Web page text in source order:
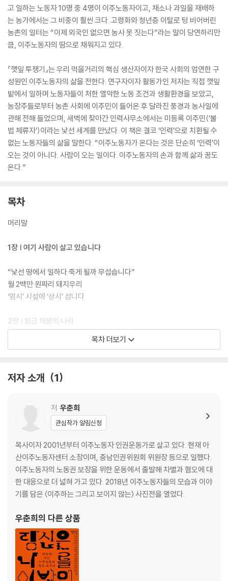
고 일하는 노동자 10명 중 4명이 이주노동자이고, 채소나 과일을 재배하
는 농가에서는 그 비중이 훨씬 크다. 고령화와 청년층 이탈로 텅 비어버린
농촌의 일터는 “이제 외국인 없으면 농사 못 짓는다”라는 말이 당연하리만
큼, 이주노동자의 땀으로 채워지고 있다.
『깻잎 투쟁기』는 우리 먹을거리의 핵심 생산자이자 한국 사회의 엄연한 구
성원인 이주노동자의 삶을 전한다. 연구자이자 활동가인 저자는 직접 깻잎
밭에서 일하며 노동자들이 처한 열악한 노동 조건과 생활환경을 보았고,
농장주들로부터 농촌 사회에 이주민이 들어온 후 달라진 풍경과 농사일에
관해 전해 들었으며, 새벽에 찾아간 인력사무소에서는 미등록 이주민(‘불
법 체류자’)이라는 낯선 세계를 만났다. 이 책은 결코 ‘인력’으로 치환될 수
없는 노동자들의 삶을 말한다. “이주노동자가 온다는 것은 단순히 ‘인력’이
오는 것이 아니다. 사람이 오는 일이다. 이주노동자의 손과 함께 삶과 꿈도
온다.”
목차
머리말
1장 | 여기 사람이 살고 있습니다
“낯선 땅에서 일하다 죽게 될까 무섭습니다”
월 2백만 원짜리 돼지우리
‘임시’ 시설에 ‘상시’ 삽니다
2장 | 임금 체불의 나라
임금도 못 받고 쫓겨나는 노동자들
임금 체불 신고액만 1천억 원이 넘는 나라
3장 | 사람 없는 인력
코리안드림을 꿈꾸다
고용허가제의 탄생
4장 | 깻잎밭 여성들
왜 깻잎인가?
5장 | 합법적 노예 상태와 불법적 자유
‘불법적 자유’의 역설
인력사무소의 세계
목차 더보기
저자 소개 1
저 우춘희
관심작가 알림신청
목사이자 2001년부터 이주노동자 인권운동가로 살고 있다. 현재 아
산이주노동자센터 소장이며, 충남인권위원회 위원장 등으로 일했다.
이주노동자의 노동권 보장을 위한 운동에서 출발해 차별과 혐오에 대
한 대응으로 더 넓혀 가고 있다. 2018년 이주노동자들의 모습과 이야
기를 담은 〈이주하는 그리고 보이지 않는〉 사진전을 열었다.
우춘희의 다른 상품